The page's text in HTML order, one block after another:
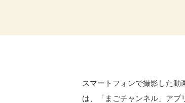
スマートフォンで撮影した動
は、「まごチャンネル」アプ